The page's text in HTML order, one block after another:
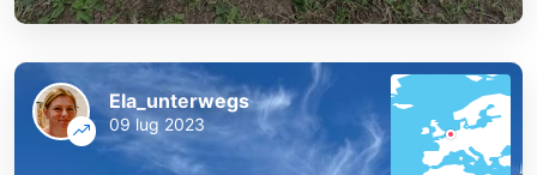
Ela_unterwegs
09 lug 2023